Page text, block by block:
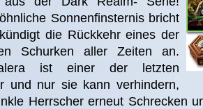
Sonnenfinsternis bricht
die Rückkehr eines der
Schurken aller Zeiten an.
ist einer der letzten
und nur sie kann verhindern,
Herrscher erneut Schrecken